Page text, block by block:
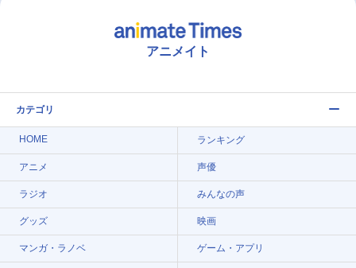
アニメイト
カテゴリ
HOME ランキング
アニメ 声優
ラジオ みんなの声
グッズ 映画
マンガ・ラノベ ゲーム・アプリ